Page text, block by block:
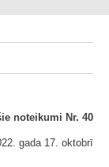
noteikumi Nr. 40
gada 17. oktobrī